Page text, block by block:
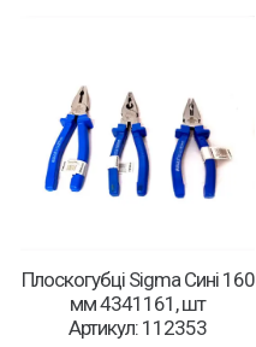
Плоскогубці Sigma Сині 160
мм 4341161, шт
Артикул: 112353